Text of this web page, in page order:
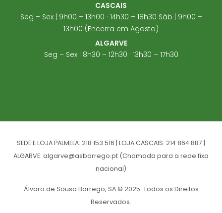
CASCAIS
Seg – Sex | 9h00 – 13h00 · 14h30 – 18h30 Sáb | 9h00 –
13h00 (Encerra em Agosto)
ALGARVE
Seg – Sex | 8h30 – 12h30 · 13h30 – 17h30
SEDE E LOJA PALMELA: 218 153 516 | LOJA CASCAIS: 214 864 887 |
ALGARVE: algarve@asborrego.pt (Chamada para a rede fixa
nacional)
Álvaro de Sousa Borrego, SA © 2025. Todos os Direitos
Reservados.